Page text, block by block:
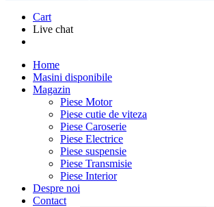
Cart
Live chat
Home
Masini disponibile
Magazin
Piese Motor
Piese cutie de viteza
Piese Caroserie
Piese Electrice
Piese suspensie
Piese Transmisie
Piese Interior
Despre noi
Contact